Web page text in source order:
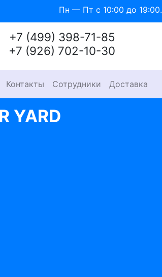
Пн — Пт с 10:00 до 19:00.
+7 (499) 398-71-85
+7 (926) 702-10-30
Контакты Сотрудники Доставка
YARD